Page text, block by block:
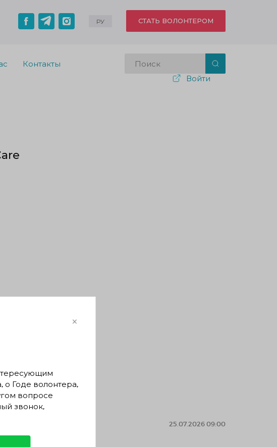
РУ СТАТЬ ВОЛОНТЕРОМ
Контакты
Войти
25.07.2026 09:00
×
о Годе волонтера,
вопросе
звонок,